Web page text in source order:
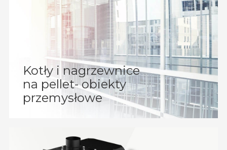
Kotły i nagrzewnice
na pellet- obiekty
przemysłowe